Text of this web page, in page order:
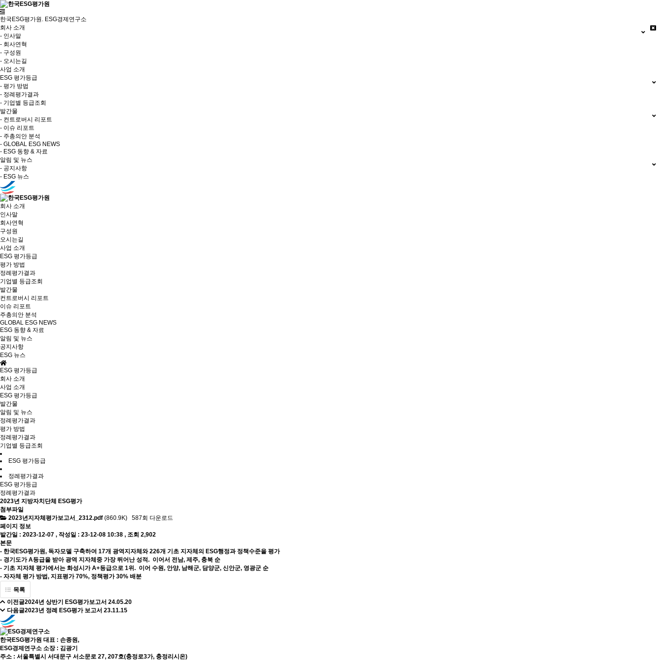
한국ESG평가원. ESG경제연구소
회사 소개
- 인사말
- 회사연혁
- 구성원
- 오시는길
사업 소개
ESG 평가등급
- 평가 방법
- 정례평가결과
- 기업별 등급조회
발간물
- 컨트로버시 리포트
- 이슈 리포트
- 주총의안 분석
- GLOBAL ESG NEWS
- ESG 동향 & 자료
알림 및 뉴스
- 공지사항
- ESG 뉴스
회사 소개
인사말
회사연혁
구성원
오시는길
사업 소개
ESG 평가등급
평가 방법
정례평가결과
기업별 등급조회
발간물
컨트로버시 리포트
이슈 리포트
주총의안 분석
GLOBAL ESG NEWS
ESG 동향 & 자료
알림 및 뉴스
공지사항
ESG 뉴스
ESG 평가등급
회사 소개
사업 소개
ESG 평가등급
발간물
알림 및 뉴스
정례평가결과
평가 방법
정례평가결과
기업별 등급조회
ESG 평가등급
정례평가결과
ESG 평가등급
정례평가결과
2023년 지방자치단체 ESG평가
첨부파일
2023년지자체평가보고서_2312.pdf (860.9K)
587회 다운로드
페이지 정보
발간일 : 2023-12-07 , 작성일 : 23-12-08 10:38 , 조회 2,902
본문
- 한국ESG평가원, 독자모델 구축하여 17개 광역지자체와 226개 기초 지자체의 ESG행정과 정책수준을 평가
- 경기도가 A등급을 받아 광역 지자체중 가장 뛰어난 성적. 이어서 전남, 제주, 충북 순
- 기초 지자체 평가에서는 화성시가 A+등급으로 1위. 이어 수원, 안양, 남해군, 담양군, 신안군, 영광군 순
- 자자체 평가 방법, 지표평가 70%, 정책평가 30% 배분
목록
이전글2024년 상반기 ESG평가보고서 24.05.20
다음글2023년 정례 ESG평가 보고서 23.11.15
한국ESG평가원 대표 : 손종원,
ESG경제연구소 소장 : 김광기
주소 : 서울특별시 서대문구 서소문로 27, 207호(충정로3가, 충정리시온)